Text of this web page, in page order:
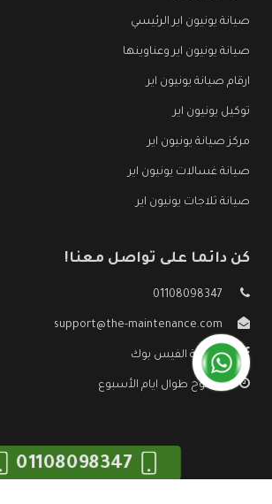
صيانة يونيون اير الرئيسي
صيانة يونيون اير وعناوينها
ارقام صيانة يونيون اير
توكيل يونيون اير
مركز صيانة يونيون اير
صيانة غسالات يونيون اير
صيانة ثلاجات يونيون اير
كن دائما على تواصل معنا!
01108098347
support@the-maintenance.com
صفحة الفيس بوك
مفتوح طوال ايام الأسبوع
01108098347